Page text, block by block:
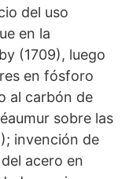
del uso
en la
(1709), luego
en fósforo
al carbón de
sobre las
invención de
acero en